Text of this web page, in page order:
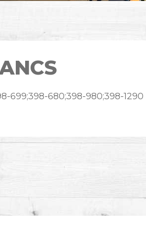
699;398-680;398-980;398-1290